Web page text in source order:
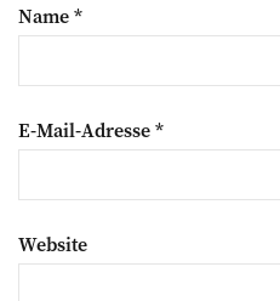
Name*
E-Mail-Adresse*
Website